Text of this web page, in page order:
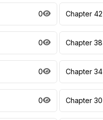
0 Chapter 42
0 Chapter 38
0 Chapter 34
0 Chapter 30